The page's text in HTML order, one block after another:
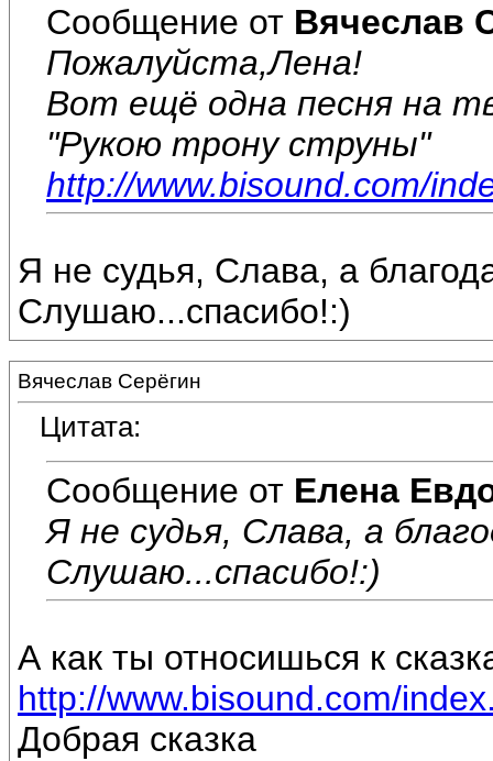
Сообщение от Вячеслав
Пожалуйста,Лена!
Вот ещё одна песня на
"Рукою трону струны"
http://www.bisound.com/
Я не судья, Слава, а
Слушаю...спасибо!:)
Вячеслав Серёгин
Цитата:
Сообщение от Елена
Я не судья, Слава, а
Слушаю...спасибо!:)
А как ты относишься к
http://www.bisound.com/
Добрая сказка